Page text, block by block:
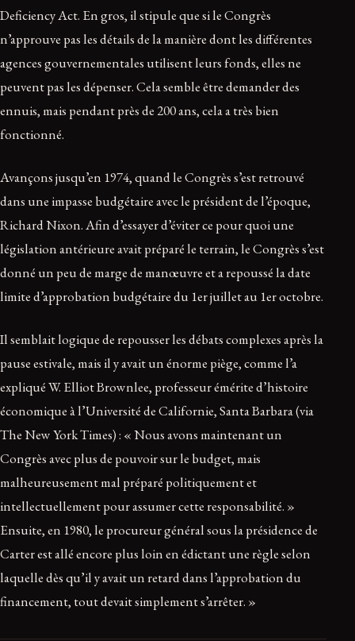
Deficiency Act. En gros, il stipule que si le Congrès
n’approuve pas les détails de la manière dont les différentes
agences gouvernementales utilisent leurs fonds, elles ne
peuvent pas les dépenser. Cela semble être demander des
ennuis, mais pendant près de 200 ans, cela a très bien
fonctionné.
Avançons jusqu’en 1974, quand le Congrès s’est retrouvé
dans une impasse budgétaire avec le président de l’époque,
Richard Nixon. Afin d’essayer d’éviter ce pour quoi une
législation antérieure avait préparé le terrain, le Congrès s’est
donné un peu de marge de manœuvre et a repoussé la date
limite d’approbation budgétaire du 1er juillet au 1er octobre.
Il semblait logique de repousser les débats complexes après la
pause estivale, mais il y avait un énorme piège, comme l’a
expliqué W. Elliot Brownlee, professeur émérite d’histoire
économique à l’Université de Californie, Santa Barbara (via
The New York Times) : « Nous avons maintenant un
Congrès avec plus de pouvoir sur le budget, mais
malheureusement mal préparé politiquement et
intellectuellement pour assumer cette responsabilité. »
Ensuite, en 1980, le procureur général sous la présidence de
Carter est allé encore plus loin en édictant une règle selon
laquelle dès qu’il y avait un retard dans l’approbation du
financement, tout devait simplement s’arrêter. »